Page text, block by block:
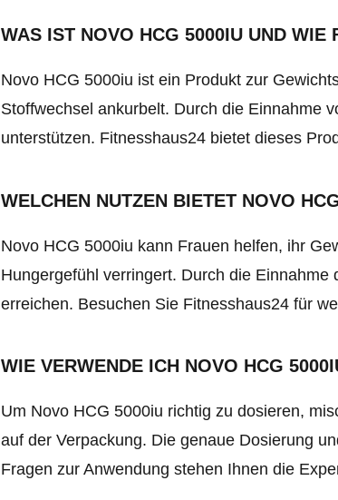
WAS IST NOVO HCG 5000IU UND WIE
Novo HCG 5000iu ist ein Produkt zur
Stoffwechsel ankurbelt. Durch die Einnahme
unterstützen. Fitnesshaus24 bietet dieses
WELCHEN NUTZEN BIETET NOVO
Novo HCG 5000iu kann Frauen helfen, ihr
Hungergefühl verringert. Durch die
erreichen. Besuchen Sie Fitnesshaus24 für
WIE VERWENDE ICH NOVO HCG
Um Novo HCG 5000iu richtig zu dosieren,
auf der Verpackung. Die genaue Dosierung
Fragen zur Anwendung stehen Ihnen die